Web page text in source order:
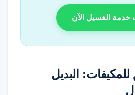
خدمة الغسيل الآن
للمكيفات: البديل